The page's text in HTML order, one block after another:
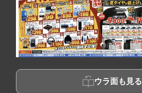
ウラ面も見る